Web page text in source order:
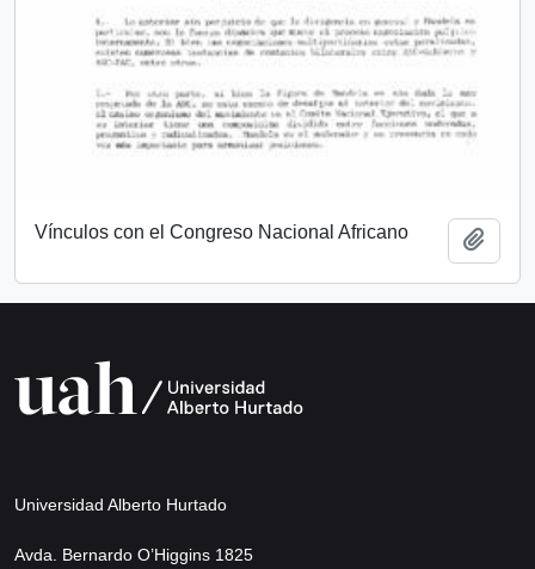
Vínculos con el Congreso Nacional Africano
Universidad Alberto Hurtado
Avda. Bernardo O’Higgins 1825